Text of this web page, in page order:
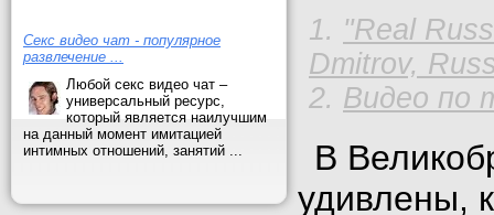
Секс видео чат - популярное
развлечение ...
Любой секс видео чат –
универсальный ресурс,
который является наилучшим
на данный момент имитацией
интимных отношений, занятий ...
"Real
Dmitrov,
Видео по
В
удивлены,